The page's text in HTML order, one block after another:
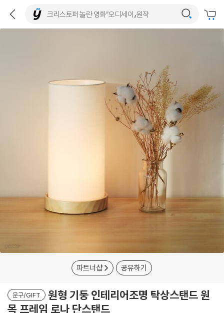
파트너샵 공유하기
문구/GIFT
원형 기둥 인테리어조명 탁상스탠드 원
목 프레임 로나 단스탠드